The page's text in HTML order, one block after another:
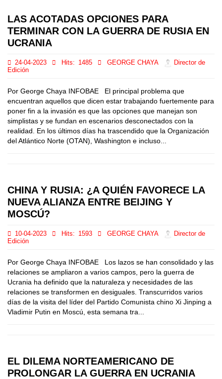
LAS ACOTADAS OPCIONES PARA
TERMINAR CON LA GUERRA DE RUSIA EN
UCRANIA
24-04-2023 Hits: 1485 GEORGE CHAYA
Director de
Edición
Por George Chaya INFOBAE El principal problema que
encuentran aquellos que dicen estar trabajando fuertemente para
poner fin a la invasión es que las opciones que manejan son
simplistas y se fundan en escenarios desconectados con la
realidad. En los últimos días ha trascendido que la Organización
del Atlántico Norte (OTAN), Washington e incluso...
CHINA Y RUSIA: ¿A QUIÉN FAVORECE LA
NUEVA ALIANZA ENTRE BEIJING Y
MOSCÚ?
10-04-2023 Hits: 1593 GEORGE CHAYA
Director de
Edición
Por George Chaya INFOBAE Los lazos se han consolidado y las
relaciones se ampliaron a varios campos, pero la guerra de
Ucrania ha definido que la naturaleza y necesidades de las
relaciones se transformen en desiguales. Transcurridos varios
días de la visita del líder del Partido Comunista chino Xi Jinping a
Vladimir Putin en Moscú, esta semana tra...
EL DILEMA NORTEAMERICANO DE
PROLONGAR LA GUERRA EN UCRANIA